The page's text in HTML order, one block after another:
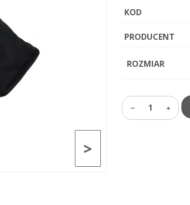
>
KOD
PRODUCENT
ROZMIAR
1